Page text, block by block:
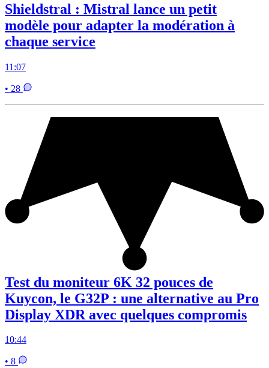
Shieldstral : Mistral lance un petit
modèle pour adapter la modération à
chaque service
11:07
• 28
Test du moniteur 6K 32 pouces de
Kuycon, le G32P : une alternative au Pro
Display XDR avec quelques compromis
10:44
• 8